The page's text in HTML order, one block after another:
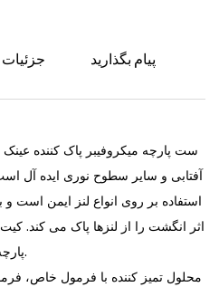
پیام بگذارید
ست پارچه میکروفیبر پاک کننده
آفتابی و سایر سطوح نوری ایده آل
استفاده بر روی انواع لنز ایمن است
اثر انگشت را از لنزها پاک می کند.
پارچه میکروفیبر فوق العاده نرم است.
محلول تمیز کننده با فرمول خاص،